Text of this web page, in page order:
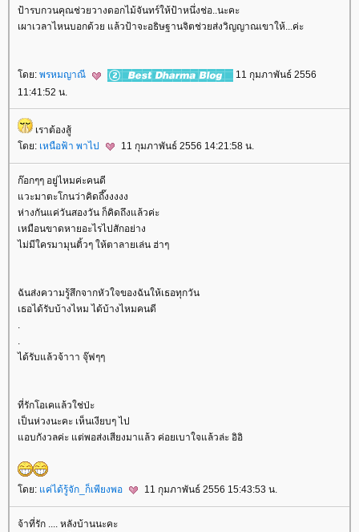
ป้ารบกวนคุณช่วยวางดอกไม้จันทร์ให้ป้าหนึ่งช่อ..นะคะ
เผาเวลาไหนบอกด้วย แล้วป้าจะอธิษฐานจิตช่วยส่งวิญญาณเขาให้...ค่ะ
ดย: พรหมญาณี
11 กุมภาพันธ์ 2556
11:41:52 น.
เราต้องสู้
ดย: เหนือฟ้า พาไป 11 กุมภาพันธ์ 2556 14:21:58 น.
ก๊อกๆๆ อยู่ไหมค่ะคนดี
วะมาตะโกนว่าคิดถึ๊งงงงง
ห่างกันแค่วันสองวัน ก็คิดถึงแล้วค่ะ
เหมือนขาดหายอะไรไปสักอย่าง
ไม่มีใครมามุนติ้วๆ ให้ตาลายเล่น ฮ่าๆ
ฉันส่งความรู้สึกจากหัวใจของฉันให้เธอทุกวัน
เธอได้รับบ้างไหม ได้บ้างไหมคนดี
.
.
ได้รับแล้วจ้าาา จุ๊ฟๆๆ
ที่รักโอเคแล้วใช่ป่ะ
เป็นห่วงนะคะ เห็นเงียบๆ ไป
อบกังวลค่ะ แต่พอส่งเสียงมาแล้ว ค่อยเบาใจแล้วล่ะ อิอิ
ดย: ค่ได้รู้จัก_ก็เพียงพอ 11 กุมภาพันธ์ 2556 15:43:53 น.
จ้าที่รัก .... หลังบ้านนะคะ